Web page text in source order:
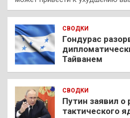
СВОДКИ
Гондурас
Тайванем
СВОДКИ
Путин заявил
тактического